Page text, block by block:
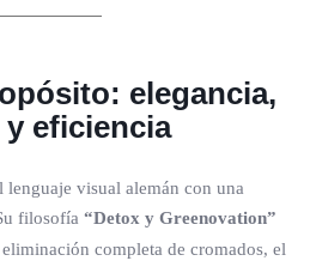
elegancia,
eficiencia
visual alemán con una
filosofía “Detox y Greenovation”
completa de cromados, el